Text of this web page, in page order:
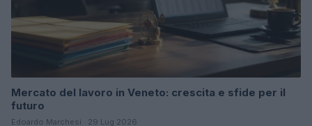
Mercato del lavoro in Veneto: crescita e sfide per il
futuro
Edoardo Marchesi · 29 Lug 2026